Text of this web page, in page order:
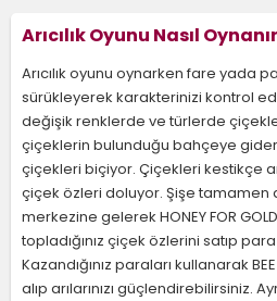
Arıcılık Oyunu Nasıl
Arıcılık oyunu oynarken fare yada
sürükleyerek karakterinizi kontrol
değişik renklerde ve türlerde
çiçeklerin bulunduğu bahçeye
çiçekleri biçiyor. Çiçekleri kestikçe
çiçek özleri doluyor. Şişe tamamen
merkezine gelerek HONEY FOR
topladığınız çiçek özlerini satıp
Kazandığınız paraları kullanarak
alıp arılarınızı güçlendirebilirsiniz.